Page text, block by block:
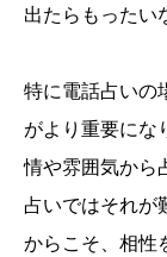
出たらもったい
特に電話占いの
がより重要にな
情や雰囲気から
占いではそれが
からこそ、相性